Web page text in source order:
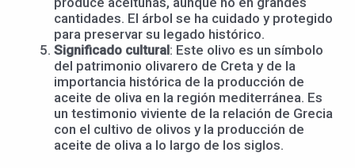
cantidades. El árbol se ha cuidado y protegido
para preservar su legado histórico.
Significado cultural: Este olivo es un símbolo
del patrimonio olivarero de Creta y de la
importancia histórica de la producción de
aceite de oliva en la región mediterránea. Es
un testimonio viviente de la relación de Grecia
con el cultivo de olivos y la producción de
aceite de oliva a lo largo de los siglos.